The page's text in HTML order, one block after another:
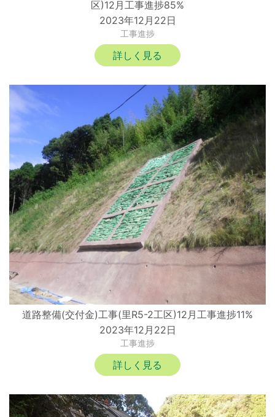
区)12月工事進捗85%
2023年12月22日
工事進捗
詳しく見る
道路整備(交付金)工事(里R5-2工区)12月工事進捗11%
2023年12月22日
工事進捗
詳しく見る